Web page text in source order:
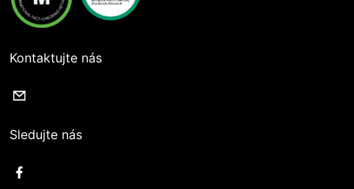
Kontaktujte nás
Sledujte nás